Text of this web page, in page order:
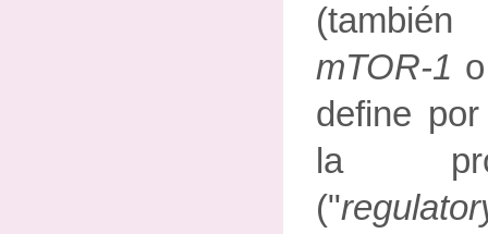
(también
mTOR-1
define
la
("